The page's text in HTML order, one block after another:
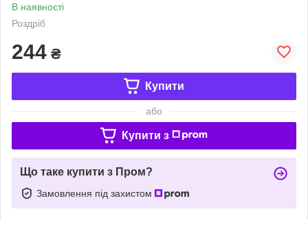
В наявності
Роздріб
244 ₴
Купити
або
Купити з
Що таке купити з Пром?
Замовлення під захистом